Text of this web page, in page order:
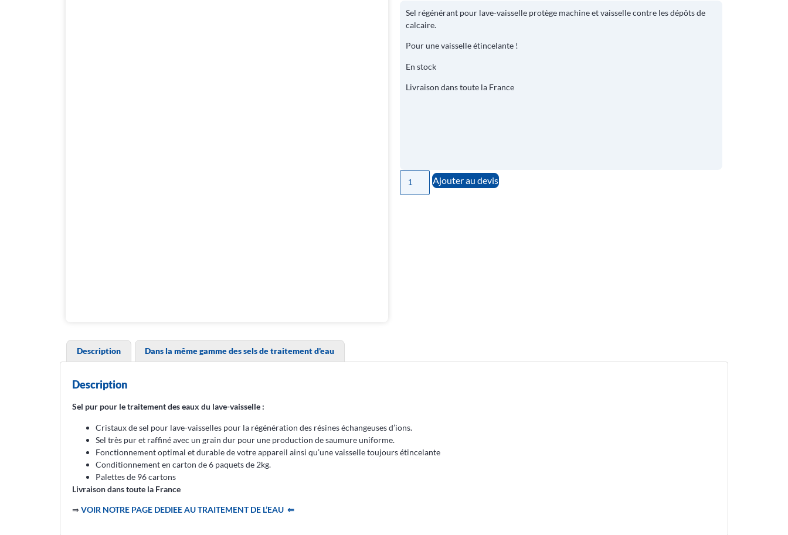
Sel régénérant pour lave-vaisselle protège machine et vaisselle contre les dépôts de
calcaire.
Pour une vaisselle étincelante !
En stock
Livraison dans toute la France
Ajouter au devis
Description Dans la même gamme des sels de traitement d'eau
Description
Sel pur pour le traitement des eaux du lave-vaisselle :
Cristaux de sel pour lave-vaisselles pour la régénération des résines échangeuses d’ions.
Sel très pur et raffiné avec un grain dur pour une production de saumure uniforme.
Fonctionnement optimal et durable de votre appareil ainsi qu’une vaisselle toujours étincelante
Conditionnement en carton de 6 paquets de 2kg.
Palettes de 96 cartons
Livraison dans toute la France
⇒ VOIR NOTRE PAGE DEDIEE AU TRAITEMENT DE L’EAU ⇐